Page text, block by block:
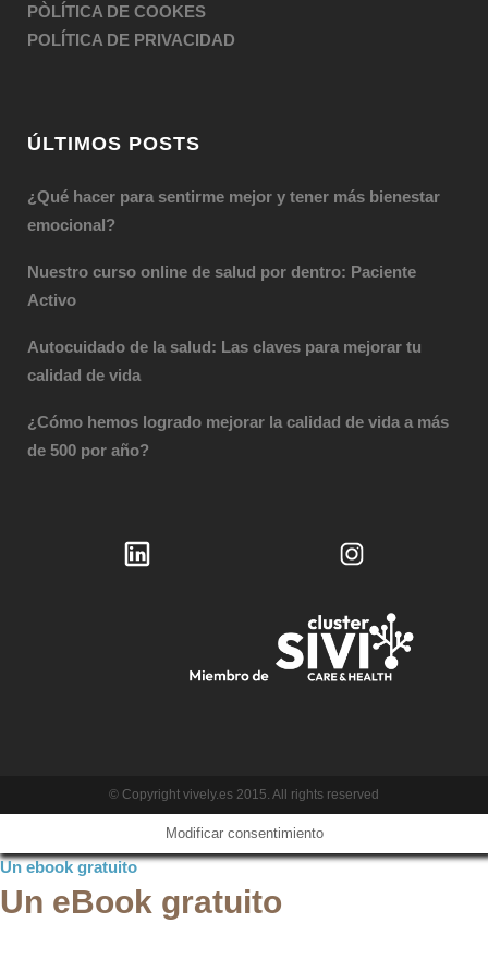
PÒLÍTICA DE COOKES
POLÍTICA DE PRIVACIDAD
ÚLTIMOS POSTS
¿Qué hacer para sentirme mejor y tener más bienestar
emocional?
Nuestro curso online de salud por dentro: Paciente
Activo
Autocuidado de la salud: Las claves para mejorar tu
calidad de vida
¿Cómo hemos logrado mejorar la calidad de vida a más
de 500 por año?
© Copyright vively.es 2015. All rights reserved
Modificar consentimiento
Un ebook gratuito
Un eBook gratuito